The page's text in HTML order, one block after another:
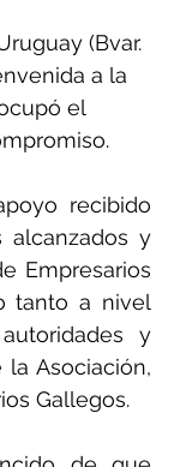
(Bvar.
a la
el
recibido
alcanzados y
Empresarios
tanto a nivel
y
Asociación,
Gallegos.